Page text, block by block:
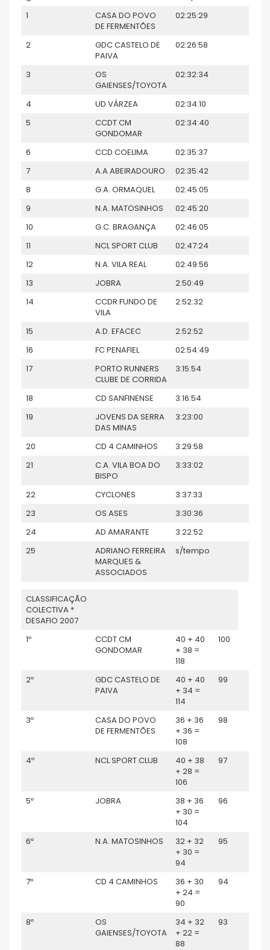
1
CASA DO POVO
DE FERMENTÕES
02:25:29
2
GDC CASTELO DE
PAIVA
02:26:58
3
OS
GAIENSES/TOYOTA
02:32:34
4 UD VÁRZEA
02:34:10
5
CCDT CM
GONDOMAR
02:34:40
6 CCD COELIMA
02:35:37
7
A.A ABEIRADOURO
02:35:42
8
G.A. ORMAQUEL
02:45:05
9
N.A. MATOSINHOS
02:45:20
10
G.C. BRAGANÇA
02:46:05
11
NCL SPORT CLUB
02:47:24
12
N.A. VILA REAL
02:49:56
13
JOBRA
2:50:49
14
CCDR FUNDO DE
VILA
2:52:32
15 A.D. EFACEC
2:52:52
16
FC PENAFIEL
02:54:49
17
PORTO RUNNERS
CLUBE DE CORRIDA
3:15:54
18 CD SANFINENSE
3:16:54
19
JOVENS DA SERRA
DAS MINAS
3:23:00
20 CD 4 CAMINHOS
3:29:58
21
C.A. VILA BOA DO
BISPO
3:33:02
22 CYCLONES
3:37:33
23
OS ASES
3:30:36
24
AD AMARANTE
3:22:52
25
ADRIANO FERREIRA
MARQUES &
ASSOCIADOS
s/tempo
CLASSIFICAÇÃO
COLECTIVA *
DESAFIO 2007
1º
CCDT CM
GONDOMAR
40 + 40
+ 38 =
118
100
2º
GDC CASTELO DE
PAIVA
40 + 40
+ 34 =
114
99
3º
CASA DO POVO
DE FERMENTÕES
36 + 36
+ 36 =
108
98
4º NCL SPORT CLUB
40 + 38
+ 28 =
106
97
5º JOBRA
38 + 36
+ 30 =
104
96
6º N.A. MATOSINHOS
32 + 32
+ 30 =
94
95
7º CD 4 CAMINHOS
36 + 30
+ 24 =
90
94
8º
OS
GAIENSES/TOYOTA
34 + 32
+ 22 =
88
93